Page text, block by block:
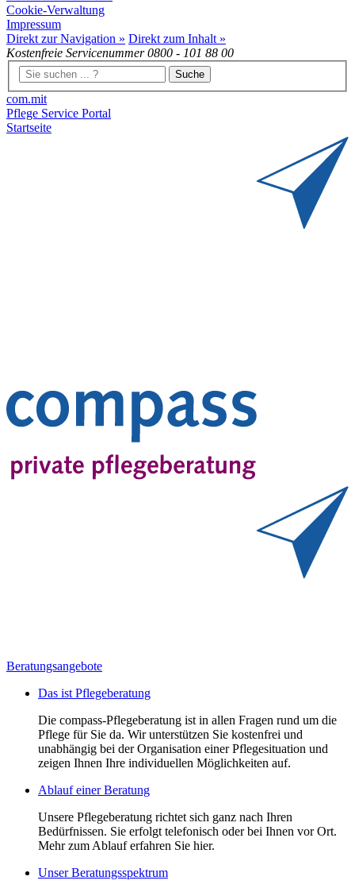
Cookie-Verwaltung
Impressum
Direkt zur Navigation » Direkt zum Inhalt »
Kostenfreie Servicenummer0800 - 101 88 00
Suche
com.mit
Pflege Service Portal
Startseite
Beratungsangebote
Das ist Pflegeberatung
Die compass-Pflegeberatung ist in allen Fragen rund um die
Pflege für Sie da. Wir unterstützen Sie kostenfrei und
unabhängig bei der Organisation einer Pflegesituation und
zeigen Ihnen Ihre individuellen Möglichkeiten auf.
Ablauf einer Beratung
Unsere Pflegeberatung richtet sich ganz nach Ihren
Bedürfnissen. Sie erfolgt telefonisch oder bei Ihnen vor Ort.
Mehr zum Ablauf erfahren Sie hier.
Unser Beratungsspektrum